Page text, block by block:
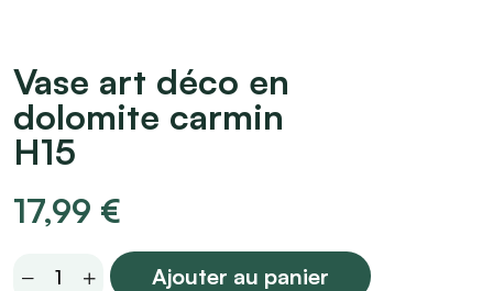
Vase art déco en
dolomite carmin
H15
17,99 €
Vase
Ajouter au panier